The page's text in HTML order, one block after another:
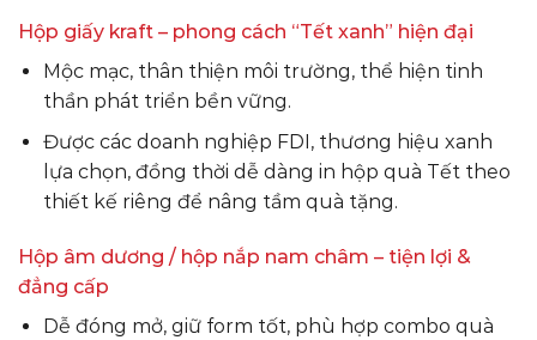
Hộp giấy kraft – phong cách “Tết xanh” hiện đại
Mộc mạc, thân thiện môi trường, thể hiện tinh
thần phát triển bền vững.
Được các doanh nghiệp FDI, thương hiệu xanh
lựa chọn, đồng thời dễ dàng in hộp quà Tết theo
thiết kế riêng để nâng tầm quà tặng.
Hộp âm dương / hộp nắp nam châm – tiện lợi &
đẳng cấp
Dễ đóng mở, giữ form tốt, phù hợp combo quà